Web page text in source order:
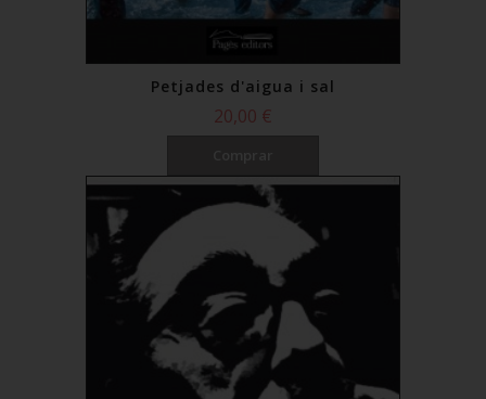
Petjades d'aigua i sal
20,00 €